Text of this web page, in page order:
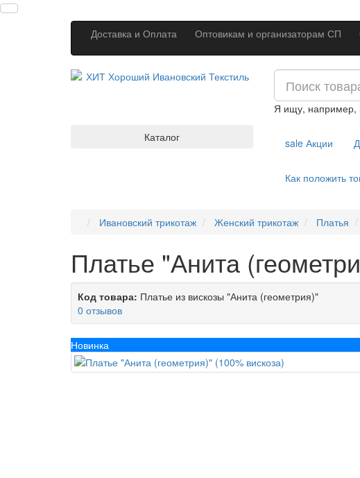
Доставка и Оплата Оптовикам и организаторам СП
Я ищу, например,
saleАкции
Как положить
Каталог
Ивановский трикотаж Женский трикотаж Платья
Платье "Анита
Код товара: Платье из вискозы "Анита (геометрия)"
0 отзывов
Новинка